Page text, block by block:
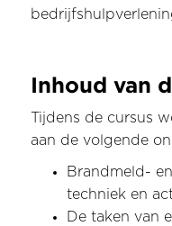
Inhoud van
Tijdens de cursus
aan de volgende
Brandmeld-
techniek en
De taken van